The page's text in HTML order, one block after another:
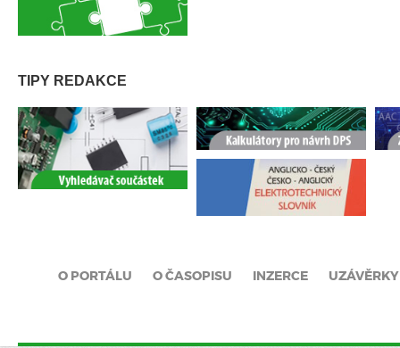
TIPY REDAKCE
O PORTÁLU O ČASOPISU INZERCE UZÁVĚRKY